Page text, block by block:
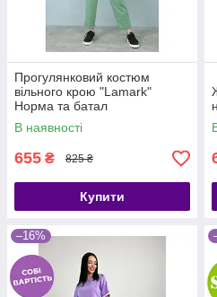
Прогулянковий костюм
вільного крою "Lamark"
Норма та батал
В наявності
655 ₴ 825 ₴
Купити
–16%